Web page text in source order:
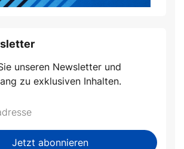
unseren Newsletter und
zu exklusiven Inhalten.
Jetzt abonnieren